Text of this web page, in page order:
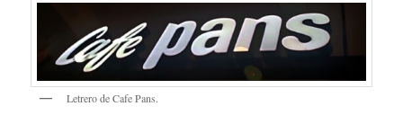
Letrero de Cafe Pans.